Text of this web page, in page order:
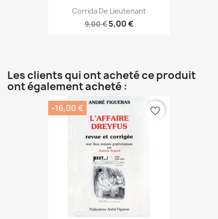
Corrida De Lieutenant
9,00 € 5,00 €
Les clients qui ont acheté ce produit
ont également acheté :
-16,00 € favorite_border